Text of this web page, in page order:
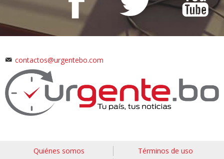
contactos@urgentebo.com
Quiénes somos
Términos de uso